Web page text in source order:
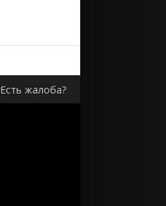
Есть жалоба?